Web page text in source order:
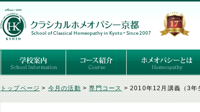
ごあいさつ
３つの基本理念
講師紹介
国際セミナー
ある日の学校生活（写真）
推薦者の声
よくあるご質問
予定表 はじめてのホメオパシー
セルフケアコース
専門コース（4年制）
専門コース（通信）
専門コース編入制度 ホメオパシーとは
クラシカルホメオパシ
オルガノンとは
ハーネマンの人生
ハーネマン以後のホメ
レメディの使い方ABC
トップページ>今月の活動>専門コース>2010年12月講義（3年